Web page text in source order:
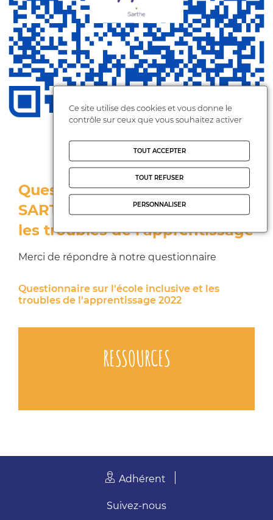
FONCTIONNEMENT DE L'ÉCOLE
Questionnaire aux parents de
SARTHE sur l’école inclusive et
les troubles de l’apprentissage
Merci de répondre à notre questionnaire
Questionnaire sur l'école inclusive et les
troubles de l'apprentissage 2022
RESSOURCES
Adhérent
Suivez-nous
Ce site utilise des cookies et vous donne le
contrôle sur ceux que vous souhaitez activer
TOUT ACCEPTER
TOUT REFUSER
PERSONNALISER